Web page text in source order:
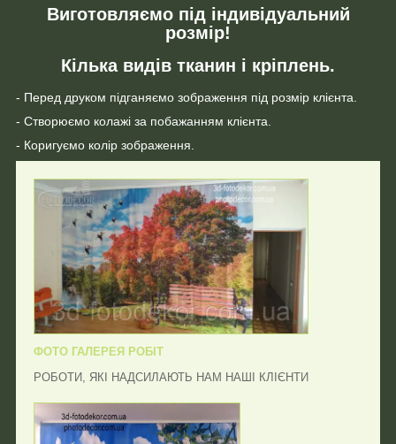
Виготовляємо під індивідуальний
розмір!
Кілька видів тканин і кріплень.
- Перед друком підганяємо зображення під розмір клієнта.
- Створюємо колажі за побажанням клієнта.
- Коригуємо колір зображення.
ФОТО ГАЛЕРЕЯ РОБІТ
РОБОТИ, ЯКІ НАДСИЛАЮТЬ НАМ НАШІ КЛІЄНТИ